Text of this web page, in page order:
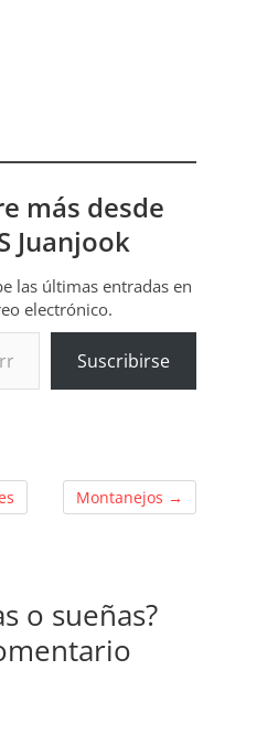
más desde
Juanjook
las últimas entradas en
electrónico.
Suscribirse
Montanejos →
o sueñas?